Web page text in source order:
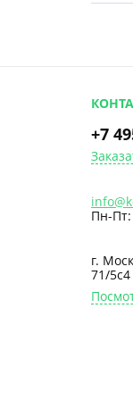
+7
Пн-Пт:
г.
71/5с4